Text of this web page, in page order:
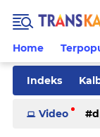
Home
Indeks
Pilkades
Video